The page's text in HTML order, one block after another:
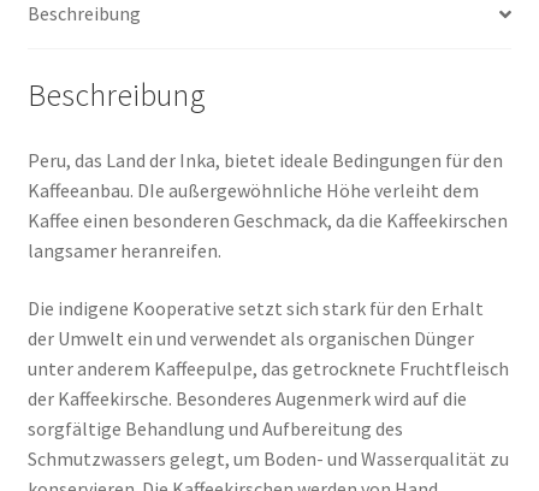
Beschreibung
Beschreibung
Peru, das Land der Inka, bietet ideale Bedingungen für den
Kaffeeanbau. DIe außergewöhnliche Höhe verleiht dem
Kaffee einen besonderen Geschmack, da die Kaffeekirschen
langsamer heranreifen.
Die indigene Kooperative setzt sich stark für den Erhalt
der Umwelt ein und verwendet als organischen Dünger
unter anderem Kaffeepulpe, das getrocknete Fruchtfleisch
der Kaffeekirsche. Besonderes Augenmerk wird auf die
sorgfältige Behandlung und Aufbereitung des
Schmutzwassers gelegt, um Boden- und Wasserqualität zu